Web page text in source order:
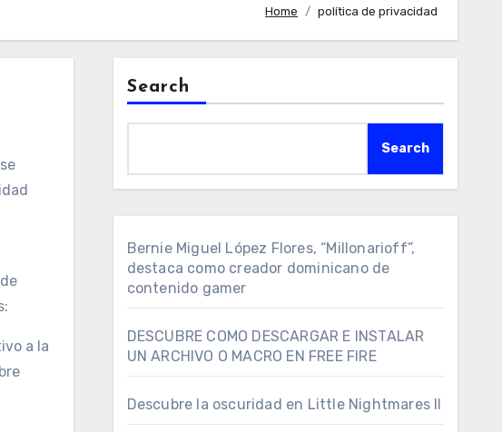
Home política de privacidad
a la
Search
Search
Bernie Miguel López Flores, “Millonarioff”,
destaca como creador dominicano de
contenido gamer
DESCUBRE COMO DESCARGAR E INSTALAR
UN ARCHIVO O MACRO EN FREE FIRE
Descubre la oscuridad en Little Nightmares II